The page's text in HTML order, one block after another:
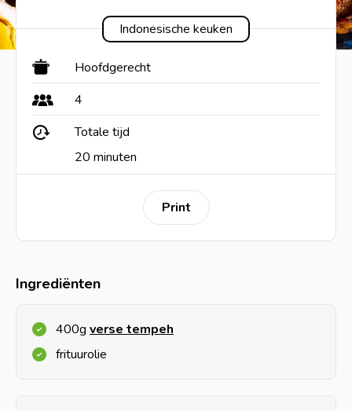
Indonesische keuken
Hoofdgerecht
4
Totale tijd
20 minuten
Print
Ingrediënten
400g verse tempeh
frituurolie